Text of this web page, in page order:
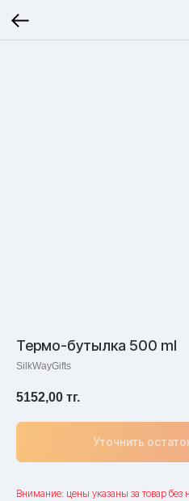
Термо-бутылка 500 ml
SilkWayGifts
5152,00 тг.
Уточнить
Внимание: цены указаны за товар без